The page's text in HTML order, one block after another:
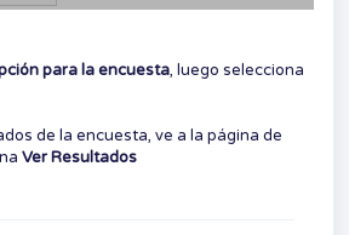
para la encuesta, luego selecciona
de la encuesta, ve a la página de
Ver Resultados